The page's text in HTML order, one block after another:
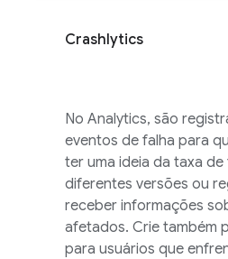
Crashlytics
No Analytics, são
eventos de falha para
ter uma ideia da taxa de
diferentes versões ou
receber informações
afetados. Crie também
para usuários que